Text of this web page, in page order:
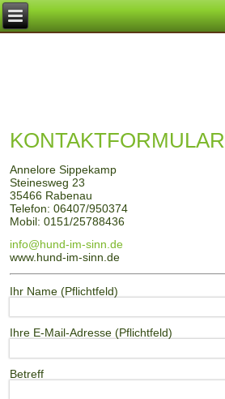
KONTAKTFORMULAR
Annelore Sippekamp
Steinesweg 23
35466 Rabenau
Telefon: 06407/950374
Mobil: 0151/25788436
info@hund-im-sinn.de
www.hund-im-sinn.de
Ihr Name (Pflichtfeld)
Ihre E-Mail-Adresse (Pflichtfeld)
Betreff